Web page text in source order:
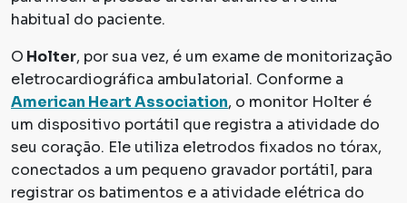
habitual do paciente.
O Holter, por sua vez, é um exame de monitorização
eletrocardiográfica ambulatorial. Conforme a
American Heart Association, o monitor Holter é
um dispositivo portátil que registra a atividade do
seu coração. Ele utiliza eletrodos fixados no tórax,
conectados a um pequeno gravador portátil, para
registrar os batimentos e a atividade elétrica do